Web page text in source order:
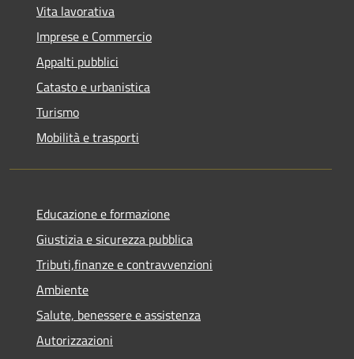
Vita lavorativa
Imprese e Commercio
Appalti pubblici
Catasto e urbanistica
Turismo
Mobilità e trasporti
Educazione e formazione
Giustizia e sicurezza pubblica
Tributi,finanze e contravvenzioni
Ambiente
Salute, benessere e assistenza
Autorizzazioni